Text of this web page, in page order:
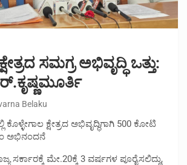
ಸಮಗ್ರ ಅಭಿವೃದ್ಧಿ ಒತ್ತು:
Belaku
ಕ್ಷೇತ್ರದ ಅಭಿವೃದ್ಧಿಗಾಗಿ 500 ಕೋಟಿ
ಅಭಿನಂದನೆ
ಸರ್ಕಾರಕ್ಕೆ ಮೇ.20ಕ್ಕೆ 3 ವರ್ಷಗಳ ಪೂರೈಸಲಿದ್ದು,